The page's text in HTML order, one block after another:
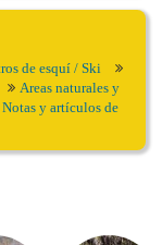
de esquí / Ski
Areas naturales y
Notas y artículos de